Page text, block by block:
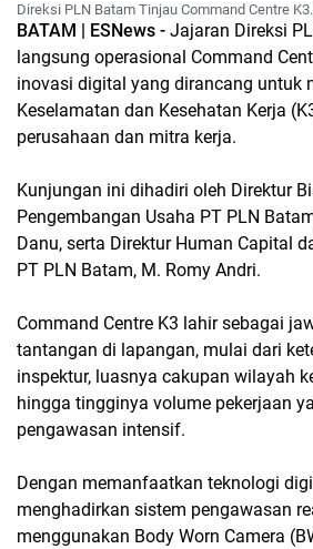
Direksi PLN Batam Tinjau Command Centre
BATAM | ESNews - Jajaran Direksi
langsung operasional Command
inovasi digital yang dirancang untuk
Keselamatan dan Kesehatan Kerja
perusahaan dan mitra kerja.
Kunjungan ini dihadiri oleh Direktur
Pengembangan Usaha PT PLN
Danu, serta Direktur Human Capital
PT PLN Batam, M. Romy Andri.
Command Centre K3 lahir sebagai
tantangan di lapangan, mulai dari
inspektur, luasnya cakupan wilayah
hingga tingginya volume pekerjaan
pengawasan intensif.
Dengan memanfaatkan teknologi
menghadirkan sistem pengawasan
menggunakan Body Worn Camera